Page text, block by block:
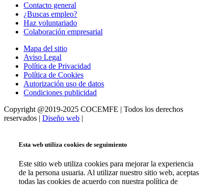
Contacto general
¿Buscas empleo?
Haz voluntariado
Colaboración empresarial
Mapa del sitio
Aviso Legal
Política de Privacidad
Política de Cookies
Autorización uso de datos
Condiciones publicidad
Copyright @2019-2025 COCEMFE | Todos los derechos
reservados | Diseño web |
Esta web utiliza cookies de seguimiento
Este sitio web utiliza cookies para mejorar la experiencia
de la persona usuaria. Al utilizar nuestro sitio web, aceptas
todas las cookies de acuerdo con nuestra política de